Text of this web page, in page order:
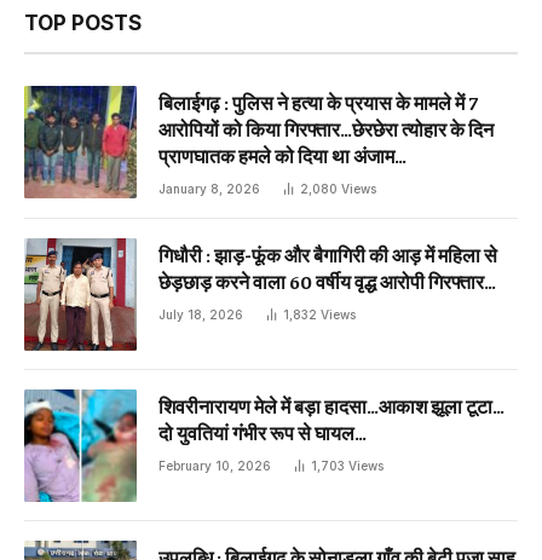
TOP POSTS
बिलाईगढ़ : पुलिस ने हत्या के प्रयास के मामले में 7
आरोपियों को किया गिरफ्तार…छेरछेरा त्योहार के दिन
प्राणघातक हमले को दिया था अंजाम…
January 8, 2026 2,080 Views
गिधौरी : झाड़-फूंक और बैगागिरी की आड़ में महिला से
छेड़छाड़ करने वाला 60 वर्षीय वृद्ध आरोपी गिरफ्तार…
July 18, 2026 1,832 Views
शिवरीनारायण मेले में बड़ा हादसा…आकाश झूला टूटा…
दो युवतियां गंभीर रूप से घायल…
February 10, 2026 1,703 Views